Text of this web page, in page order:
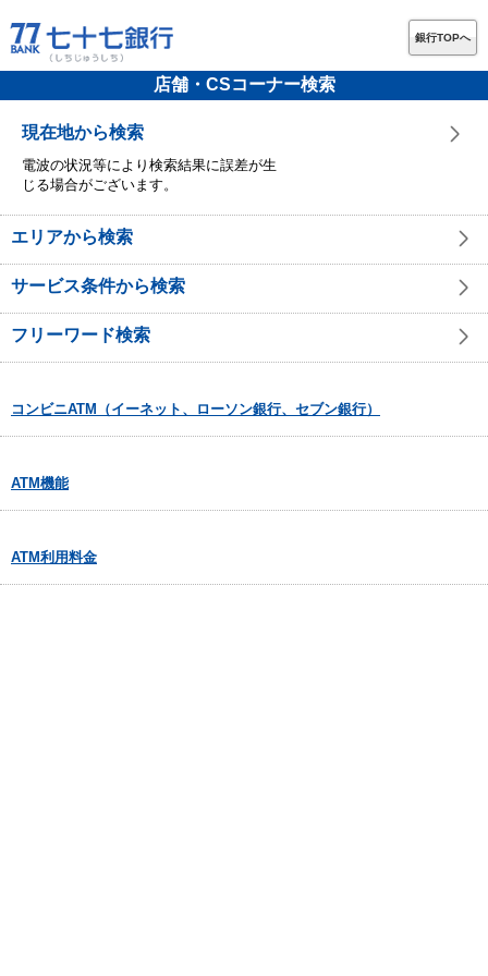
銀行TOPへ
店舗・CSコーナー検索
現在地から検索
電波の状況等により検索結果に誤差が生
じる場合がございます。
エリアから検索
サービス条件から検索
フリーワード検索
コンビニATM（イーネット、ローソン銀行、セブン銀行）
ATM機能
ATM利用料金